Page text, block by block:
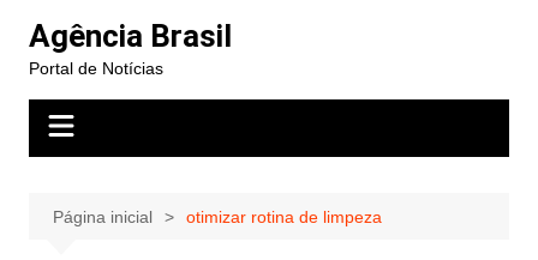
para
conteúdo
Agência Brasil
Portal de Notícias
Página inicial otimizar rotina de limpeza